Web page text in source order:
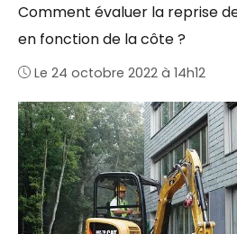
Comment évaluer la reprise
en fonction de la côte ?
Le 24 octobre 2022 à 14h12